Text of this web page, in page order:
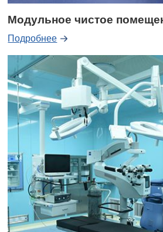
Модульное чистое
Подробнее